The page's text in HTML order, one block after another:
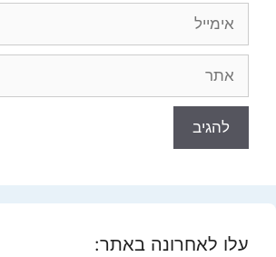
עלו לאחרונה באתר: